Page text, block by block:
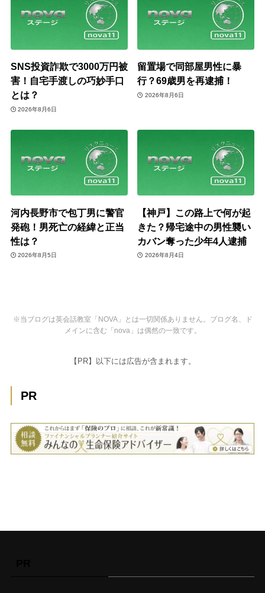
SNS投資詐欺で3000万円被
害！自宅手渡しの巧妙手口
とは？
2026年8月6日
留置場で同部屋男性に暴
行？69歳男を再逮捕！
2026年8月6日
河内長野市で包丁男に警官
発砲！男死亡の経緯と正当
性は？
2026年8月5日
【神戸】この路上で何が起
きた？帰宅途中の男性襲い
カバン奪った少年4人逮捕
2026年8月4日
※当ブログは英会話教室「NOVA」とは一切関係ありません。ブログ名、ド
メインに含む「nova」は偶然の一致です。
【PR】以下には広告が含まれます。
PR